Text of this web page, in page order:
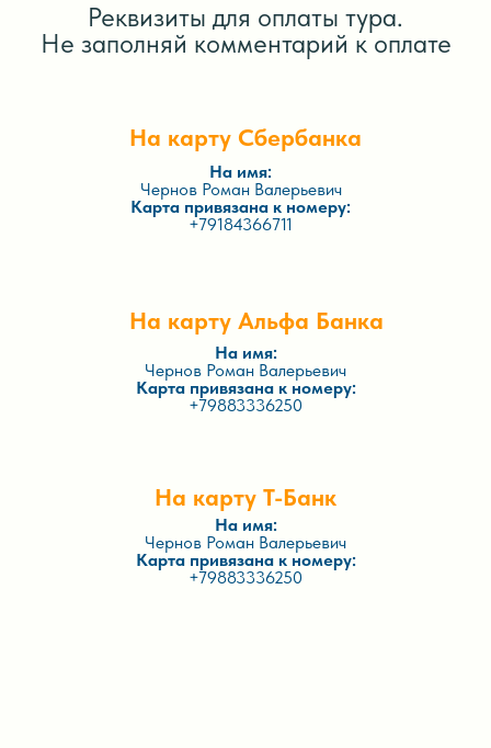
Реквизиты для оплаты тура.
Не заполняй комментарий к оплате
На карту Сбербанка
На карту Альфа Банка
На карту Т-Банк
На имя:
Чернов Роман Валерьевич
Карта привязана к номеру:
+79184366711
На имя:
Чернов Роман Валерьевич
Карта привязана к номеру:
+79883336250
На имя:
Чернов Роман Валерьевич
Карта привязана к номеру:
+79883336250